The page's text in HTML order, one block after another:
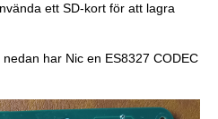
ett SD-kort för att lagra
har Nic en ES8327 CODEC